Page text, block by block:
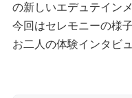
の新しいエデュテイン
今回はセレモニーの様
お二人の体験インタビ